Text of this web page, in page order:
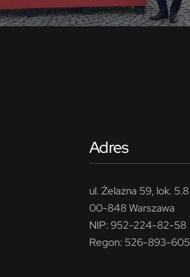
Adres
ul. Żelazna 59, lok. 5.8
00-848 Warszawa
NIP: 952-224-82-58
Regon: 526-893-605